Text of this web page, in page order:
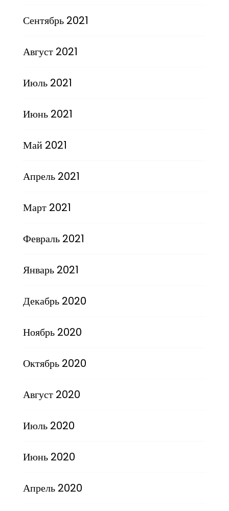
Сентябрь 2021
Август 2021
Июль 2021
Июнь 2021
Май 2021
Апрель 2021
Март 2021
Февраль 2021
Январь 2021
Декабрь 2020
Ноябрь 2020
Октябрь 2020
Август 2020
Июль 2020
Июнь 2020
Апрель 2020